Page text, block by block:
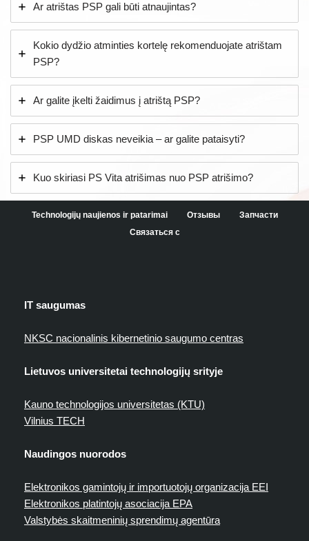
Ar atrištas PSP gali būti atnaujintas?
Kokio dydžio atminties kortelę rekomenduojate atrištam
PSP?
Ar galite įkelti žaidimus į atrištą PSP?
PSP UMD diskas neveikia – ar galite pataisyti?
Kuo skiriasi PS Vita atrišimas nuo PSP atrišimo?
Technologijų naujienos ir patarimai Отзывы
Запчасти
Связаться с
IT saugumas
NKSC nacionalinis kibernetinio saugumo centras
Lietuvos universitetai technologijų srityje
Kauno technologijos universitetas (KTU)
Vilnius TECH
Naudingos nuorodos
Elektronikos gamintojų ir importuotojų organizacija EEI
Elektronikos platintojų asociacija EPA
Valstybės skaitmeninių sprendimų agentūra